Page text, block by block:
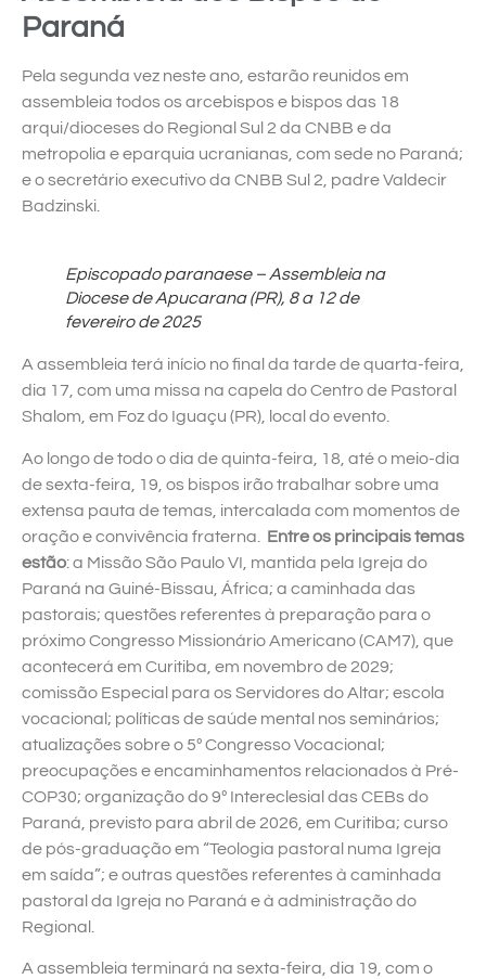
Paraná
Pela segunda vez neste ano, estarão reunidos em
assembleia todos os arcebispos e bispos das 18
arqui/dioceses do Regional Sul 2 da CNBB e da
metropolia e eparquia ucranianas, com sede no Paraná;
e o secretário executivo da CNBB Sul 2, padre Valdecir
Badzinski.
Episcopado paranaese – Assembleia na
Diocese de Apucarana (PR), 8 a 12 de
fevereiro de 2025
A assembleia terá início no final da tarde de quarta-feira,
dia 17, com uma missa na capela do Centro de Pastoral
Shalom, em Foz do Iguaçu (PR), local do evento.
Ao longo de todo o dia de quinta-feira, 18, até o meio-dia
de sexta-feira, 19, os bispos irão trabalhar sobre uma
extensa pauta de temas, intercalada com momentos de
oração e convivência fraterna. Entre os principais temas
estão: a Missão São Paulo VI, mantida pela Igreja do
Paraná na Guiné-Bissau, África; a caminhada das
pastorais; questões referentes à preparação para o
próximo Congresso Missionário Americano (CAM7), que
acontecerá em Curitiba, em novembro de 2029;
comissão Especial para os Servidores do Altar; escola
vocacional; políticas de saúde mental nos seminários;
atualizações sobre o 5º Congresso Vocacional;
preocupações e encaminhamentos relacionados à Pré-
COP30; organização do 9º Intereclesial das CEBs do
Paraná, previsto para abril de 2026, em Curitiba; curso
de pós-graduação em “Teologia pastoral numa Igreja
em saída”; e outras questões referentes à caminhada
pastoral da Igreja no Paraná e à administração do
Regional.
A assembleia terminará na sexta-feira, dia 19, com o